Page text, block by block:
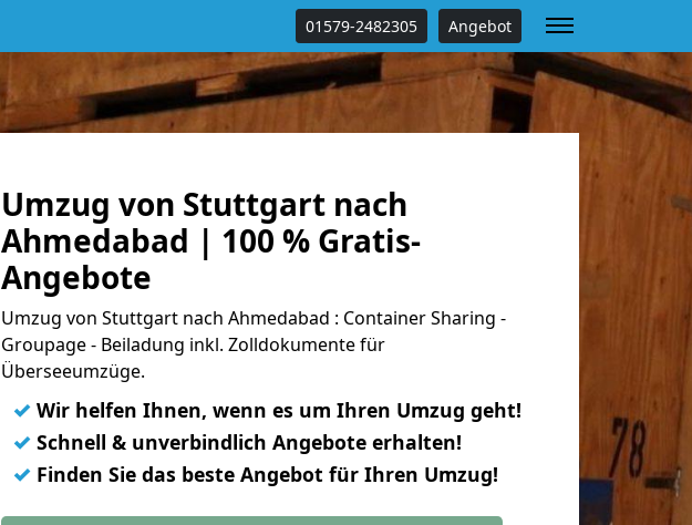
01579-2482305 Angebot
Umzug von Stuttgart nach
Ahmedabad | 100 % Gratis-
Angebote
Umzug von Stuttgart nach Ahmedabad : Container Sharing -
Groupage - Beiladung inkl. Zolldokumente für
Überseeumzüge.
✓ Wir helfen Ihnen, wenn es um Ihren Umzug geht!
✓ Schnell & unverbindlich Angebote erhalten!
✓ Finden Sie das beste Angebot für Ihren Umzug!